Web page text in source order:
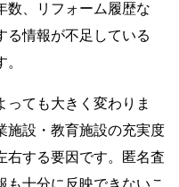
数、リフォーム履歴な
る情報が不足している
っても大きく変わりま
施設・教育施設の充実度
右する要因です。匿名査